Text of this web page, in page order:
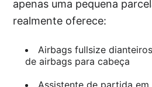
apenas uma pequena
realmente oferece:
Airbags fullsize
de airbags para cabeça